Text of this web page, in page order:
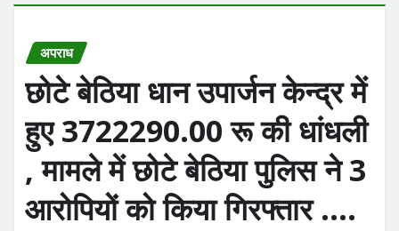
अपराध
छोटे बेठिया धान उपार्जन केन्द्र में
हुए 3722290.00 रू की धांधली
, मामले में छोटे बेठिया पुलिस ने 3
आरोपियों को किया गिरफ्तार ….